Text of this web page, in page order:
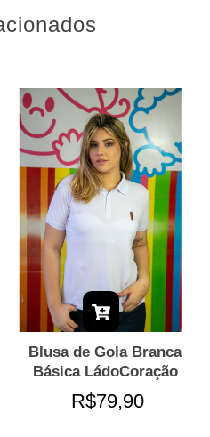
Blusa de Gola Branca
Básica LádoCoração
R$79,90